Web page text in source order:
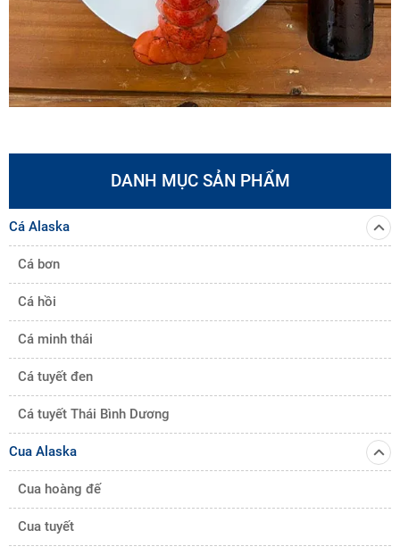
DANH MỤC SẢN PHẨM
Cá Alaska
Cá bơn
Cá hồi
Cá minh thái
Cá tuyết đen
Cá tuyết Thái Bình Dương
Cua Alaska
Cua hoàng đế
Cua tuyết